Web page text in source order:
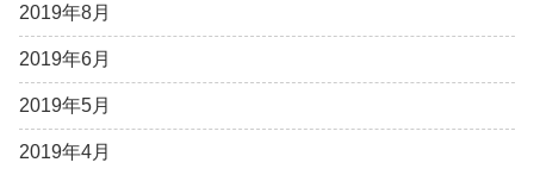
2019年8月
2019年6月
2019年5月
2019年4月